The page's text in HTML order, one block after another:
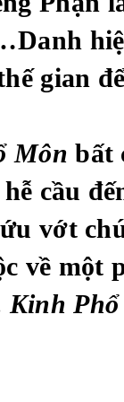
Danh
gian
Mônbất
cầu
vớt
về một
Kinh Phổ